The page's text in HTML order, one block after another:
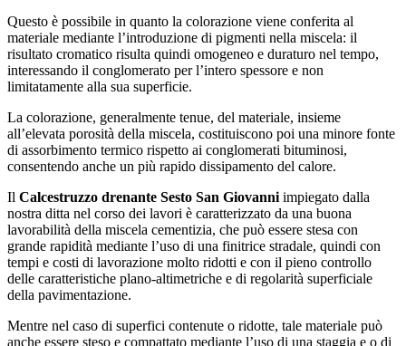
Questo è possibile in quanto la colorazione viene conferita al
materiale mediante l’introduzione di pigmenti nella miscela: il
risultato cromatico risulta quindi omogeneo e duraturo nel tempo,
interessando il conglomerato per l’intero spessore e non
limitatamente alla sua superficie.
La colorazione, generalmente tenue, del materiale, insieme
all’elevata porosità della miscela, costituiscono poi una minore fonte
di assorbimento termico rispetto ai conglomerati bituminosi,
consentendo anche un più rapido dissipamento del calore.
Il Calcestruzzo drenante Sesto San Giovanni impiegato dalla
nostra ditta nel corso dei lavori è caratterizzato da una buona
lavorabilità della miscela cementizia, che può essere stesa con
grande rapidità mediante l’uso di una finitrice stradale, quindi con
tempi e costi di lavorazione molto ridotti e con il pieno controllo
delle caratteristiche plano-altimetriche e di regolarità superficiale
della pavimentazione.
Mentre nel caso di superfici contenute o ridotte, tale materiale può
anche essere steso e compattato mediante l’uso di una staggia e o di